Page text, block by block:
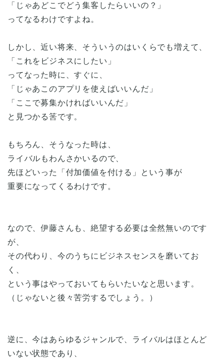
「じゃあどこでどう集客したらいいの？」
ってなるわけですよね。
しかし、近い将来、そういうのはいくらでも増えて、
「これをビジネスにしたい」
ってなった時に、すぐに、
「じゃあこのアプリを使えばいいんだ」
「ここで募集かければいいんだ」
と見つかる筈です。
もちろん、そうなった時は、
ライバルもわんさかいるので、
先ほどいった「付加価値を付ける」という事が
重要になってくるわけです。
なので、伊藤さんも、絶望する必要は全然無いのです
が、
その代わり、今のうちにビジネスセンスを磨いてお
く、
という事はやっておいてもらいたいなと思います。
（じゃないと後々苦労するでしょう。）
逆に、今はあらゆるジャンルで、ライバルはほとんど
いない状態であり、